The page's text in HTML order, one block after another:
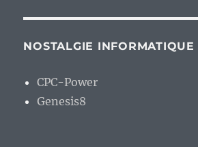
NOSTALGIE INFORMATIQUE
CPC-Power
Genesis8